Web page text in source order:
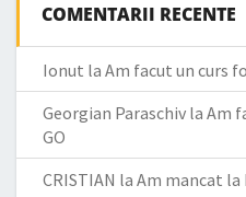
COMENTARII RECENTE
Ionut la Am facut un curs
Georgian Paraschiv la Am
GO
CRISTIAN la Am mancat la